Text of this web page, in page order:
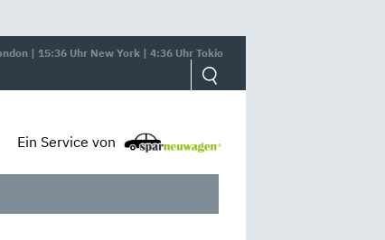
| 15:36 Uhr New York | 4:36 Uhr Tokio
Ein Service von